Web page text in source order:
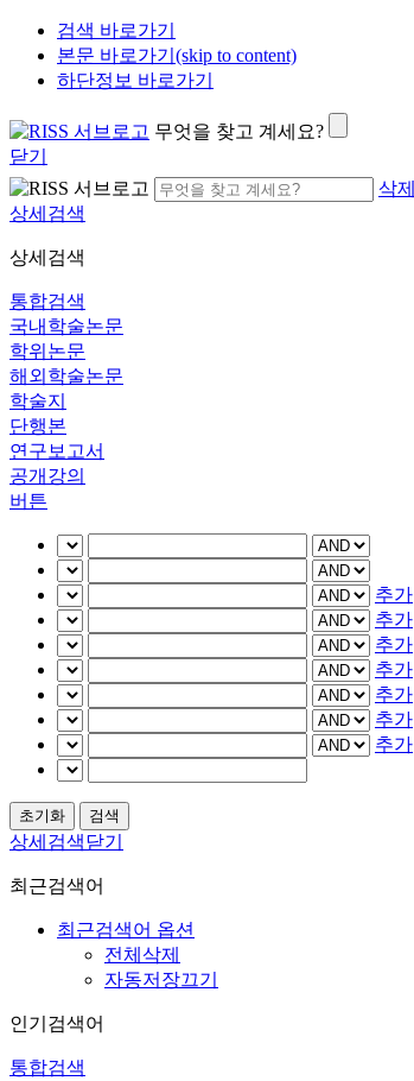
검색 바로가기
본문 바로가기(skip to content)
하단정보 바로가기
무엇을 찾고 계세요?
닫기
삭제
상세검색
상세검색
통합검색
국내학술논문
학위논문
해외학술논문
학술지
단행본
연구보고서
공개강의
버튼
추가
추가
추가
추가
추가
추가
추가
상세검색닫기
최근검색어
최근검색어 옵션
전체삭제
자동저장끄기
인기검색어
통합검색